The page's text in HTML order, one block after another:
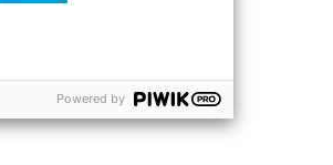
Powered by